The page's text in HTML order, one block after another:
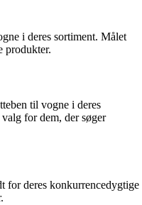
i deres sortiment. Målet
produkter.
til vogne i deres
for dem, der søger
for deres konkurrencedygtige